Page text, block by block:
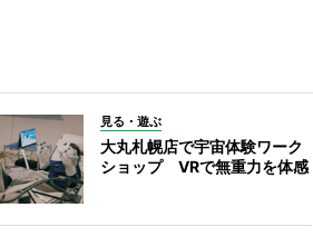
見る・遊ぶ
大丸札幌店で宇宙体験ワーク
ショップ VRで無重力を体感